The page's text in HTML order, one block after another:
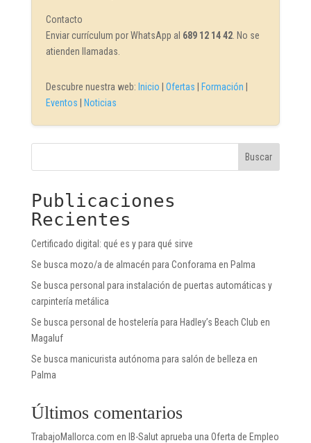
Contacto
Enviar currículum por WhatsApp al 689 12 14 42. No se
atienden llamadas.
Descubre nuestra web: Inicio Ofertas Formación
Eventos
Noticias
Buscar
Publicaciones
Recientes
Certificado digital: qué es y para qué sirve
Se busca mozo/a de almacén para Conforama en Palma
Se busca personal para instalación de puertas automáticas y
carpintería metálica
Se busca personal de hostelería para Hadley’s Beach Club en
Magaluf
Se busca manicurista autónoma para salón de belleza en
Palma
Últimos comentarios
TrabajoMallorca.com en IB-Salut aprueba una Oferta de Empleo